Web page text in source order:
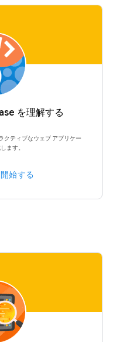
を理解する
クティブなウェブ アプリケー
ます。
始する